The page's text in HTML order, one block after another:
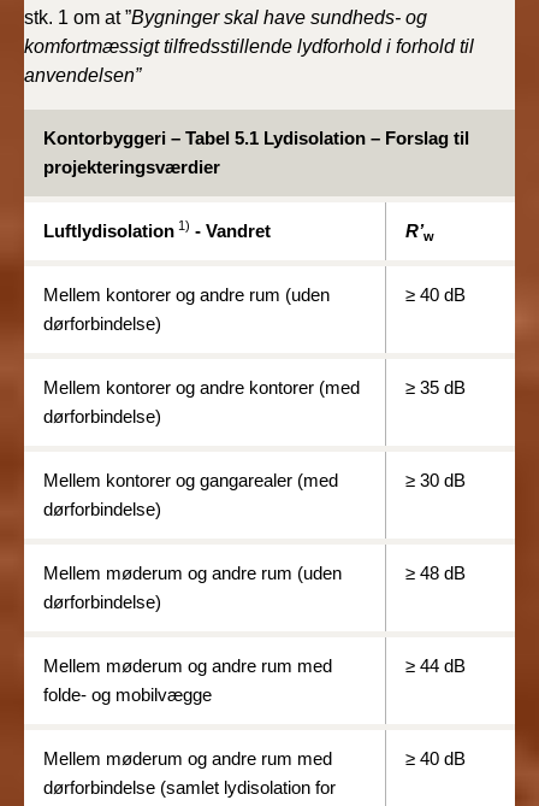
stk. 1 om at ”Bygninger skal have sundheds- og
komfortmæssigt tilfredsstillende lydforhold i forhold til
anvendelsen”
Kontorbyggeri – Tabel 5.1 Lydisolation – Forslag til
projekteringsværdier
Luftlydisolation 1) - Vandret R’w
Mellem kontorer og andre rum (uden
dørforbindelse)
≥ 40 dB
Mellem kontorer og andre kontorer (med
dørforbindelse)
≥ 35 dB
Mellem kontorer og gangarealer (med
dørforbindelse)
≥ 30 dB
Mellem møderum og andre rum (uden
dørforbindelse)
≥ 48 dB
Mellem møderum og andre rum med
folde- og mobilvægge
≥ 44 dB
Mellem møderum og andre rum med
dørforbindelse (samlet lydisolation for
≥ 40 dB